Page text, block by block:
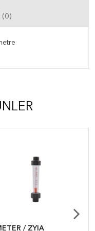
(0)
/ ZYIA